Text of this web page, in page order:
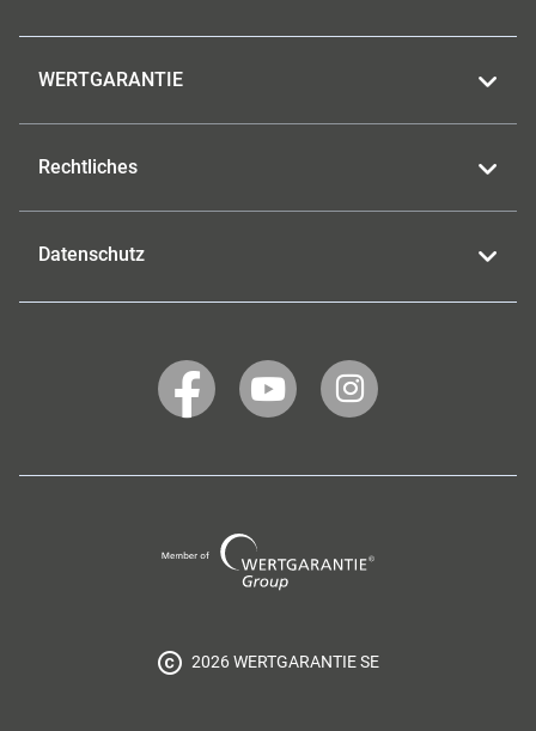
WERTGARANTIE
Rechtliches
Datenschutz
WERTGARANTIE
auf
WERTGARANTIE
auf
WERTGARANTIE
auf
Group
2026 WERTGARANTIE SE